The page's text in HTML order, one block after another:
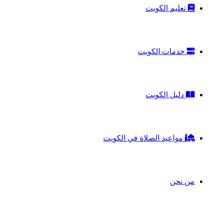
تعليم الكويت
خدمات الكويت
دليل الكويت
مواعيد الصلاة في الكويت
من نحن